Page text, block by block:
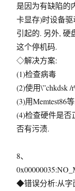
是因为有缺陷的
卡显存)时设备
引起的. 另外, 硬
这个停机码.
◇解决方案:
(1)检查病毒
(2)使用\”chkdsk
(3)用Memtest86
(4)检查硬件是否
否有污渍.
8、
◆错误分析:从字